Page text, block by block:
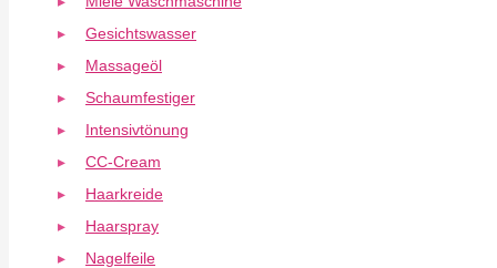
Gesichtswasser
Massageöl
Schaumfestiger
Intensivtönung
CC-Cream
Haarkreide
Haarspray
Nagelfeile